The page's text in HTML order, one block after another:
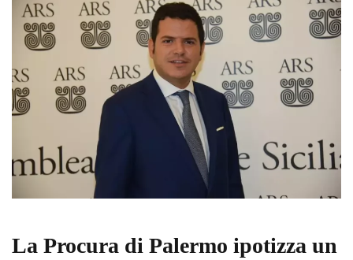
La Procura di Palermo ipotizza un